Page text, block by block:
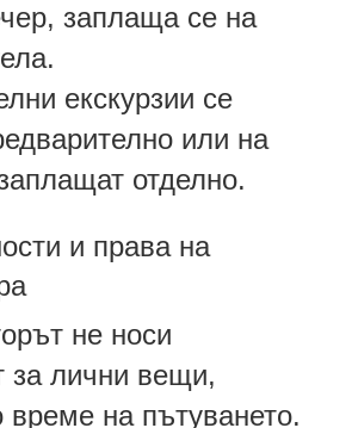
заплаща се на
екскурзии се
или на
отделно.
и права на
не носи
за лични вещи,
време на пътуването.